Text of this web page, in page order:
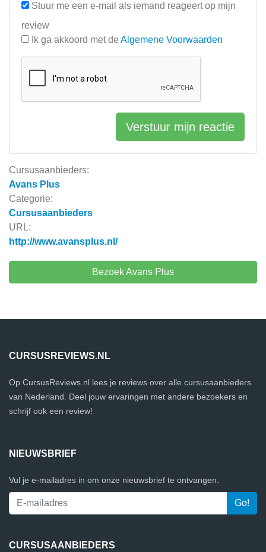
Cursusaanbieders:
Avans Plus
Categorie:
Cursusaanbieders
URL:
http://www.avansplus.nl/
Bezoek Avans Plus
Stuur me een e-mail als iemand reageert op mijn
review
Ik ga akkoord met de Algemene Voorwaarden
Verstuur mijn reactie
CURSUSREVIEWS.NL
Op CursusReviews.nl lees je reviews over alle cursusaanbieders
van Nederland. Deel jouw ervaringen met andere bezoekers en
schrijf ook een review!
NIEUWSBRIEF
Vul je e-mailadres in om onze nieuwsbrief te ontvangen.
CURSUSAANBIEDERS